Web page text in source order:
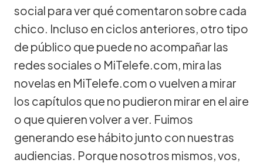
social para ver qué comentaron sobre cada
chico. Incluso en ciclos anteriores, otro tipo
de público que puede no acompañar las
redes sociales o MiTelefe.com, mira las
novelas en MiTelefe.com o vuelven a mirar
los capítulos que no pudieron mirar en el aire
o que quieren volver a ver. Fuimos
generando ese hábito junto con nuestras
audiencias. Porque nosotros mismos, vos,